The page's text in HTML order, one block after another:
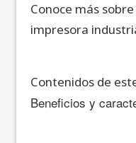
Conoce más
impresora
Contenidos de
Beneficios y